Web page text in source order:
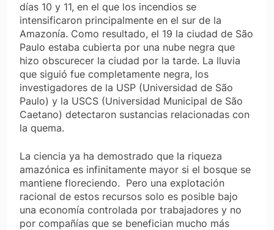
días 10 y 11, en el que los incendios se
intensificaron principalmente en el sur de la
Amazonía. Como resultado, el 19 la ciudad de São
Paulo estaba cubierta por una nube negra que
hizo obscurecer la ciudad por la tarde. La lluvia
que siguió fue completamente negra, los
investigadores de la USP (Universidad de São
Paulo) y la USCS (Universidad Municipal de São
Caetano) detectaron sustancias relacionadas con
la quema.
La ciencia ya ha demostrado que la riqueza
amazónica es infinitamente mayor si el bosque se
mantiene floreciendo. Pero una explotación
racional de estos recursos solo es posible bajo
una economía controlada por trabajadores y no
por compañías que se benefician mucho más